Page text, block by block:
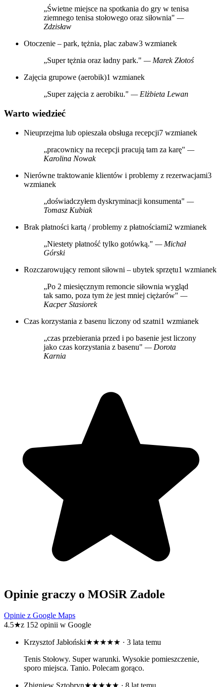
„Świetne miejsce na spotkania do gry w tenisa
ziemnego tenisa stołowego oraz siłownia" —
Zdzisław
Otoczenie – park, tężnia, plac zabaw3 wzmianek
„Super tężnia oraz ładny park." — Marek Złotoś
Zajęcia grupowe (aerobik)1 wzmianek
„Super zajęcia z aerobiku." — Elżbieta Lewan
Warto wiedzieć
Nieuprzejma lub opieszała obsługa recepcji7 wzmianek
„pracownicy na recepcji pracują tam za karę" —
Karolina Nowak
Nierówne traktowanie klientów i problemy z rezerwacjami3
wzmianek
„doświadczyłem dyskryminacji konsumenta" —
Tomasz Kubiak
Brak płatności kartą / problemy z płatnościami2 wzmianek
„Niestety płatność tylko gotówką." — Michał
Górski
Rozczarowujący remont siłowni – ubytek sprzętu1 wzmianek
„Po 2 miesięcznym remoncie siłownia wygląd
tak samo, poza tym że jest mniej ciężarów" —
Kacper Stasiorek
Czas korzystania z basenu liczony od szatni1 wzmianek
„czas przebierania przed i po basenie jest liczony
jako czas korzystania z basenu" — Dorota
Karnia
Opinie graczy o MOSiR Zadole
Opinie z Google Maps
4.5★z 152 opinii w Google
Krzysztof Jabłoński★★★★★ · 3 lata temu
Tenis Stołowy. Super warunki. Wysokie pomieszczenie,
sporo miejsca. Tanio. Polecam gorąco.
Zbigniew Sztobryn★★★★★ · 8 lat temu